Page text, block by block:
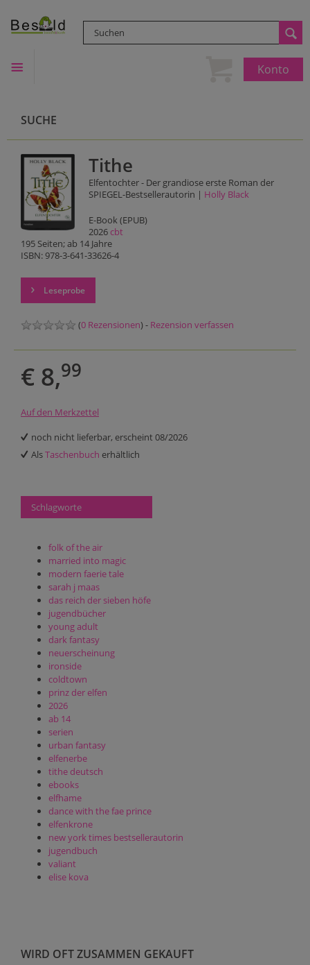
Konto
SUCHE
Tithe
Elfentochter - Der grandiose erste Roman der
SPIEGEL-Bestsellerautorin | Holly Black
E-Book (EPUB)
2026 cbt
195 Seiten; ab 14 Jahre
ISBN: 978-3-641-33626-4
Leseprobe
(0 Rezensionen) - Rezension verfassen
€ 8,99
Auf den Merkzettel
noch nicht lieferbar, erscheint 08/2026
AlsTaschenbuch erhältlich
Schlagworte
folk of the air
married into magic
modern faerie tale
sarah j maas
das reich der sieben höfe
jugendbücher
young adult
dark fantasy
neuerscheinung
ironside
coldtown
prinz der elfen
2026
ab 14
serien
urban fantasy
elfenerbe
tithe deutsch
ebooks
elfhame
dance with the fae prince
elfenkrone
new york times bestsellerautorin
jugendbuch
valiant
elise kova
WIRD OFT ZUSAMMEN GEKAUFT